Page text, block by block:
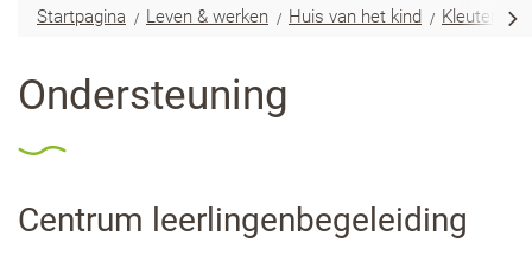
Startpagina Leven & werken Huis van het kind Kleuter/
Ondersteuning
Centrum leerlingenbegeleiding